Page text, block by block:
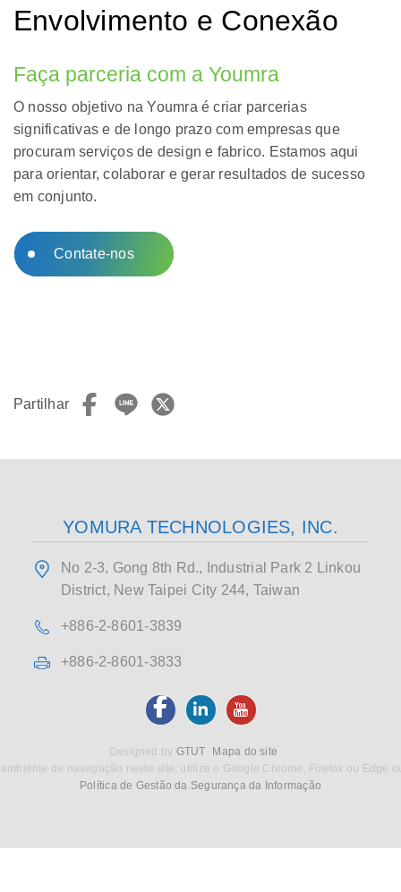
Envolvimento e Conexão
Faça parceria com a Youmra
O nosso objetivo na Youmra é criar parcerias
significativas e de longo prazo com empresas que
procuram serviços de design e fabrico. Estamos aqui
para orientar, colaborar e gerar resultados de sucesso
em conjunto.
Contate-nos
Partilhar
YOMURA TECHNOLOGIES, INC.
No 2-3, Gong 8th Rd., Industrial Park 2 Linkou
District, New Taipei City 244, Taiwan
+886-2-8601-3839
+886-2-8601-3833
Designed by GTUT
Mapa do site
de navegação neste site, utilize o Google Chrome, Firefox ou Edge
Política de Gestão da Segurança da Informação